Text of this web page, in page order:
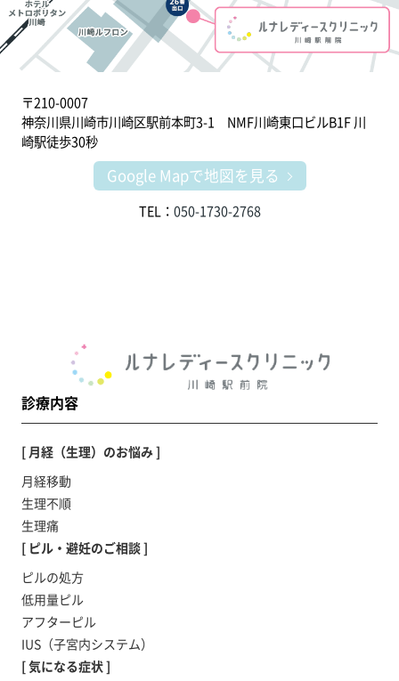
〒210-0007
神奈川県川崎市川崎区駅前本町3-1 NMF川崎東口ビルB1F 川
崎駅徒歩30秒
Google Mapで地図を見る
TEL： 050-1730-2768
診療内容
[ 月経（生理）のお悩み ]
月経移動
生理不順
生理痛
[ ピル・避妊のご相談 ]
ピルの処方
低用量ピル
アフターピル
IUS（子宮内システム）
[ 気になる症状 ]